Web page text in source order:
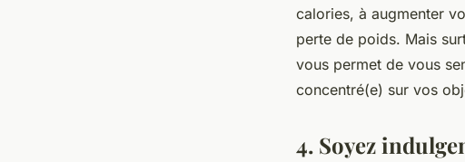
calories, à augmenter
perte de poids. Mais
vous permet de vous
concentré(e) sur vos
4. Soyez